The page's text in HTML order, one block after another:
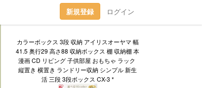
新規登録 ログイン
カラーボックス 3段 収納 アイリスオーヤマ 幅
41.5 奥行29 高さ88 収納ボックス 棚 収納棚 本
漫画 CD リビング 子供部屋 おもちゃ ラック
縦置き 横置き ランドリー収納 シンプル 新生
活 三段 3段ボックス CX-3 *